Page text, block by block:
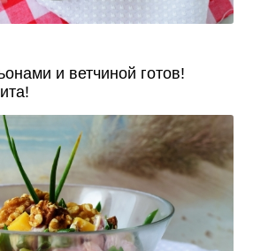
и ветчиной готов!